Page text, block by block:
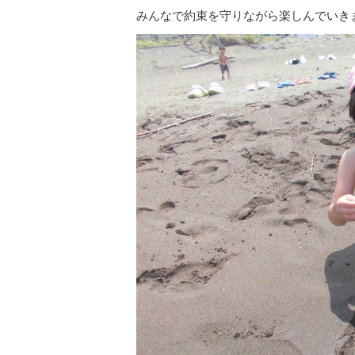
みんなで約束を守りながら楽しんでいき